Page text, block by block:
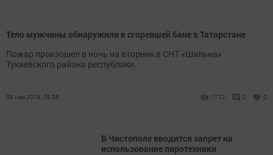
Тело мужчины обнаружили в сгоревшей бане в Татарстане
Пожар произошел в ночь на вторник в СНТ «Шильна»
Тукаевского района республики.
08 мая 2018, 09:38 1772 0 0
В Чистополе вводится запрет на
использование пиротехники